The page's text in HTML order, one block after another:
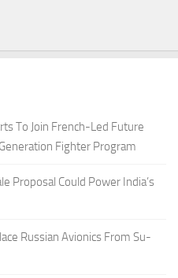
To Join French-Led Future
Fighter Program
Proposal Could Power India’s
Russian Avionics From Su-